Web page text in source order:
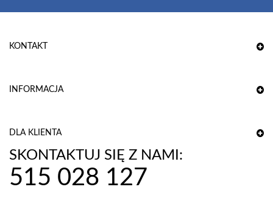
KONTAKT
INFORMACJA
DLA KLIENTA
SKONTAKTUJ SIĘ Z NAMI:
515 028 127